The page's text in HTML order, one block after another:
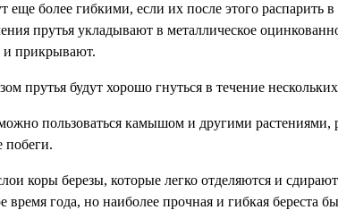
еще более гибкими, если их после этого распарить
прутья укладывают в металлическое
и прикрывают.
прутья будут хорошо гнуться в течение
пользоваться камышом и другими
коры березы, которые легко отделяются и
время года, но наиболее прочная и гибкая береста